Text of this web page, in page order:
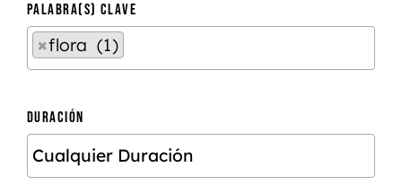
PALABRA(S) CLAVE
×flora (1)
DURACIÓN